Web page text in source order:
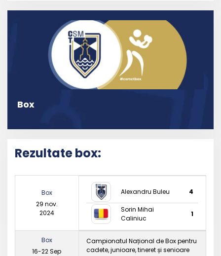
Box
Rezultate box:
Box
29 nov.
2024
Alexandru Buleu 4
Sorin Mihai
Caliniuc
1
Box
16-22 Sep
Campionatul Național de Box pentru
cadete, junioare, tineret și senioare